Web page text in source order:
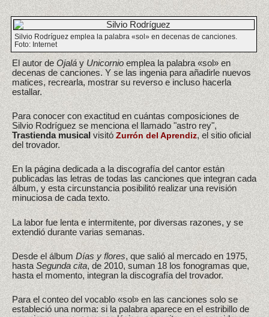
Silvio Rodríguez emplea la palabra «sol» en decenas de canciones.
Foto: Internet
El autor deOjaláyUnicornioemplea la palabra «sol» en
decenas de canciones. Y se las ingenia para añadirle nuevos
matices, recrearla, mostrar su reverso e incluso hacerla
estallar.
Para conocer con exactitud en cuántas composiciones de
Silvio Rodríguez se menciona el llamado "astro rey",
Trastienda musicalvisitóZurrón del Aprendiz, el sitio oficial
del trovador.
En la página dedicada a la discografía del cantor están
publicadas las letras de todas las canciones que integran cada
álbum, y esta circunstancia posibilitó realizar una revisión
minuciosa de cada texto.
La labor fue lenta e intermitente, por diversas razones, y se
extendió durante varias semanas.
Desde el álbumDías y flores, que salió al mercado en 1975,
hastaSegunda cita, de 2010, suman 18 los fonogramas que,
hasta el momento, integran la discografía del trovador.
Para el conteo del vocablo «sol» en las canciones solo se
estableció una norma: si la palabra aparece en el estribillo de